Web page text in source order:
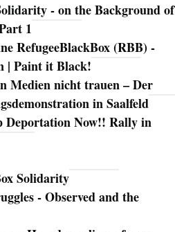
- on the Background of
1
RefugeeBlackBox (RBB) -
| Paint it Black!
Medien nicht trauen – Der
in Saalfeld
Deportation Now!! Rally in
Solidarity
- Observed and the